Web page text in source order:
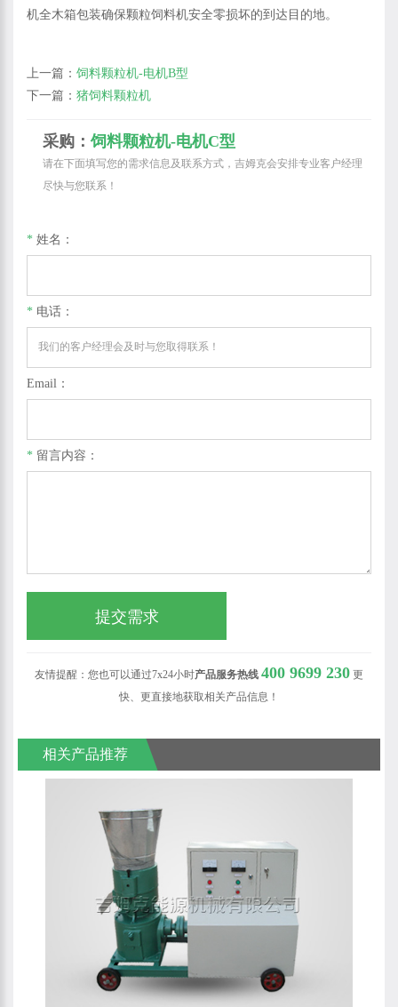
机全木箱包装确保颗粒饲料机安全零损坏的到达目的地。
上一篇： 饲料颗粒机-电机B型
下一篇： 猪饲料颗粒机
采购：饲料颗粒机-电机C型
请在下面填写您的需求信息及联系方式，吉姆克会安排专业客户经理
尽快与您联系！
* 姓名：
* 电话：
Email：
* 留言内容：
友情提醒：您也可以通过7x24小时产品服务热线 400 9699 230 更
快、更直接地获取相关产品信息！
相关产品推荐